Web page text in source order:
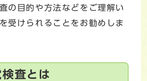
の目的や方法などをご理解い
受けられることをお勧めしま
査とは